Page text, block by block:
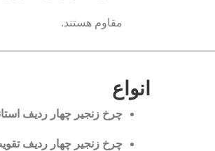
مقاوم هستند.
انواع
چرخ زنجیر چهار ردیف
چرخ زنجیر چهار ردیف